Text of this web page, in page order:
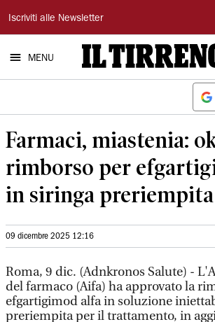
Il
Tirreno
Iscriviti alle Newsletter
MENU
Farmaci, miastenia:
rimborso per
in siringa preriempita
09 dicembre 2025 12:16
Roma, 9 dic. (Adnkronos Salute) -
del farmaco (Aifa) ha approvato la
efgartigimod alfa in soluzione
preriempita per il trattamento, in